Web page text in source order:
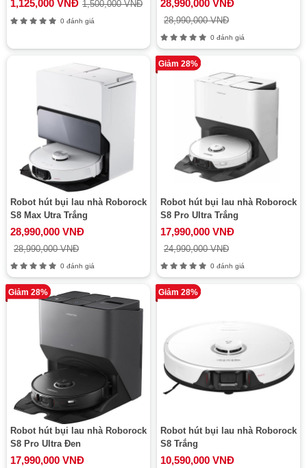
1,125,000 VNĐ 1,500,000 VNĐ
0 đánh giá
28,990,000 VNĐ
28,990,000 VNĐ
0 đánh giá
Robot hút bụi lau nhà Roborock
S8 Max Utra Trắng
28,990,000 VNĐ
28,990,000 VNĐ
0 đánh giá
Giảm 28%
Robot hút bụi lau nhà Roborock
S8 Pro Ultra Trắng
17,990,000 VNĐ
24,990,000 VNĐ
0 đánh giá
Giảm 28%
Robot hút bụi lau nhà Roborock
S8 Pro Ultra Đen
17,990,000 VNĐ
Giảm 28%
Robot hút bụi lau nhà Roborock
S8 Trắng
10,590,000 VNĐ